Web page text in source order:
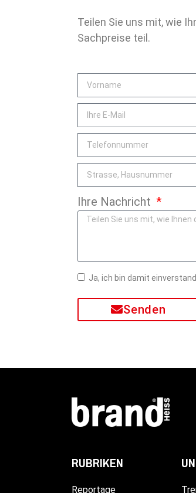
Teilen Sie uns mit, wie
Sachpreise teil.
Ihre Nachricht
Ja, ich bin damit
Senden
RUBRIKEN
Reportage